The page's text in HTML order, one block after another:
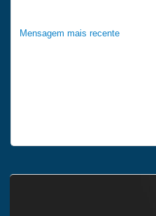
Mensagem mais recente